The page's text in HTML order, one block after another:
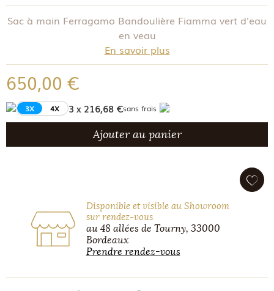
Sac à main Ferragamo Bandoulière Fiamma vert d'eau
en veau
En savoir plus
650,00 €
3X 4X 3 x 216,68 €sans frais
Ajouter au panier
Disponible et visible au Showroom
sur rendez-vous
au 48 allées de Tourny, 33000
Bordeaux
Prendre rendez-vous